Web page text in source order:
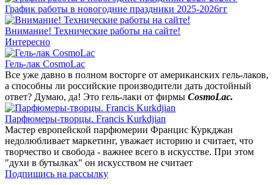
График работы в новогодние праздники 2025-2026гг
Внимание! Технические работы на сайте!
Интересно
Гель-лак CosmoLac
Все уже давно в полном восторге от американских гель-лаков,
а способны ли российские производители дать достойный
ответ? Думаю, да! Это гель-лаки от фирмы CosmoLac.
Парфюмеры-творцы. Francis Kurkdjian
Мастер европейской парфюмерии Францис Куркджан
недолюбливает маркетинг, уважает историю и считает, что
творчество и свобода - важнее всего в искусстве. При этом
"духи в бутылках" он искусством не считает
Подпишись на рассылку